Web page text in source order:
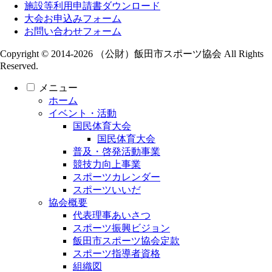
施設等利用申請書ダウンロード
大会お申込みフォーム
お問い合わせフォーム
Copyright © 2014-2026 （公財）飯田市スポーツ協会 All Rights
Reserved.
メニュー
ホーム
イベント・活動
国民体育大会
国民体育大会
普及・啓発活動事業
競技力向上事業
スポーツカレンダー
スポーツいいだ
協会概要
代表理事あいさつ
スポーツ振興ビジョン
飯田市スポーツ協会定款
スポーツ指導者資格
組織図